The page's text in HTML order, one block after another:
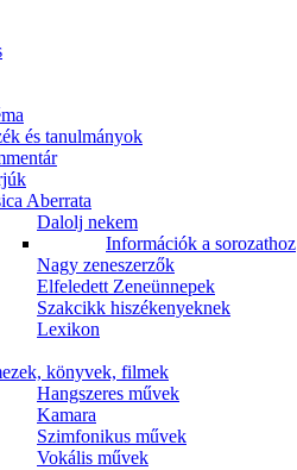
és tanulmányok
Aberrata
Dalolj nekem
Információk a sorozathoz
Nagy zeneszerzők
Elfeledett Zeneünnepek
Szakcikk hiszékenyeknek
Lexikon
könyvek, filmek
Hangszeres művek
Kamara
Szimfonikus művek
Vokális művek